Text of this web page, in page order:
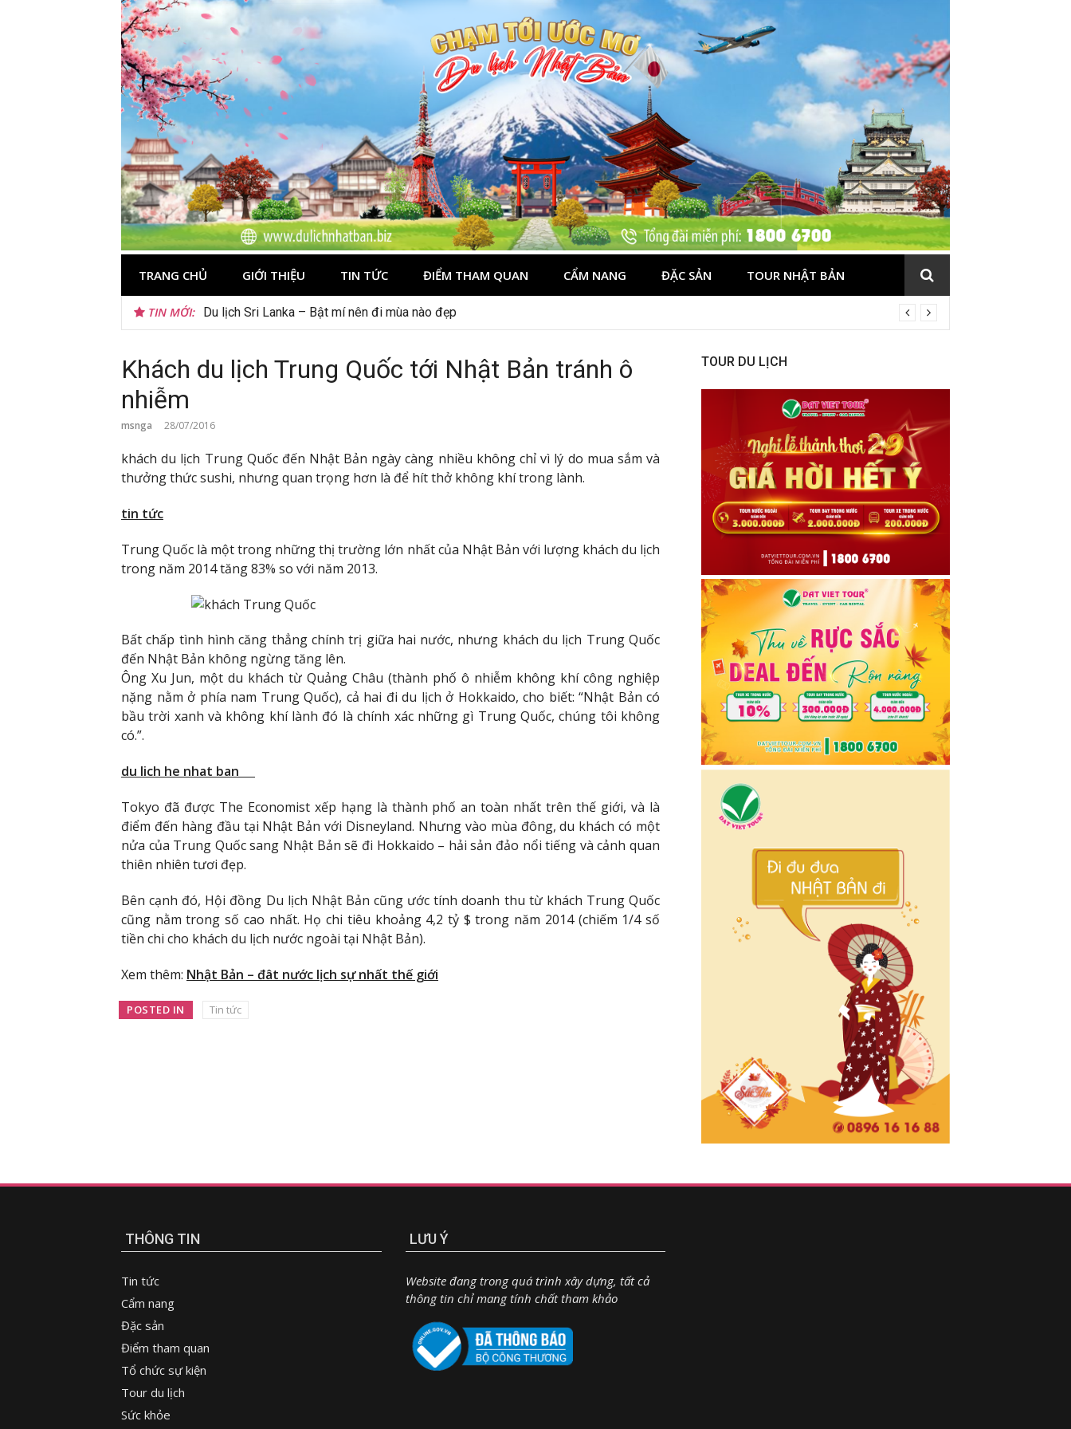
TRANG CHỦ GIỚI THIỆU TIN TỨC ĐIỂM THAM QUAN CẨM NANG ĐẶC SẢN TOUR NHẬT BẢN
TIN MỚI: Du lịch Sri Lanka – Bật mí nên đi mùa nào đẹp
Khách du lịch Trung Quốc tới Nhật Bản tránh ô
nhiễm
msnga 28/07/2016
khách du lịch Trung Quốc đến Nhật Bản ngày càng nhiều không chỉ vì lý do mua sắm và
thưởng thức sushi, nhưng quan trọng hơn là để hít thở không khí trong lành.
tin tức
Trung Quốc là một trong những thị trường lớn nhất của Nhật Bản với lượng khách du lịch
trong năm 2014 tăng 83% so với năm 2013.
Bất chấp tình hình căng thẳng chính trị giữa hai nước, nhưng khách du lịch Trung Quốc
đến Nhật Bản không ngừng tăng lên.
Ông Xu Jun, một du khách từ Quảng Châu (thành phố ô nhiễm không khí công nghiệp
nặng nằm ở phía nam Trung Quốc), cả hai đi du lịch ở Hokkaido, cho biết: “Nhật Bản có
bầu trời xanh và không khí lành đó là chính xác những gì Trung Quốc, chúng tôi không
có.”.
du lich he nhat ban
Tokyo đã được The Economist xếp hạng là thành phố an toàn nhất trên thế giới, và là
điểm đến hàng đầu tại Nhật Bản với Disneyland. Nhưng vào mùa đông, du khách có một
nửa của Trung Quốc sang Nhật Bản sẽ đi Hokkaido – hải sản đảo nổi tiếng và cảnh quan
thiên nhiên tươi đẹp.
Bên cạnh đó, Hội đồng Du lịch Nhật Bản cũng ước tính doanh thu từ khách Trung Quốc
cũng nằm trong số cao nhất. Họ chi tiêu khoảng 4,2 tỷ $ trong năm 2014 (chiếm 1/4 số
tiền chi cho khách du lịch nước ngoài tại Nhật Bản).
Xem thêm: Nhật Bản – đât nước lịch sự nhất thế giới
POSTED IN Tin tức
TOUR DU LỊCH
THÔNG TIN
Tin tức
Cẩm nang
Đặc sản
Điểm tham quan
Tổ chức sự kiện
Tour du lịch
Sức khỏe
LƯU Ý
Website đang trong quá trình xây dựng, tất cả
thông tin chỉ mang tính chất tham khảo